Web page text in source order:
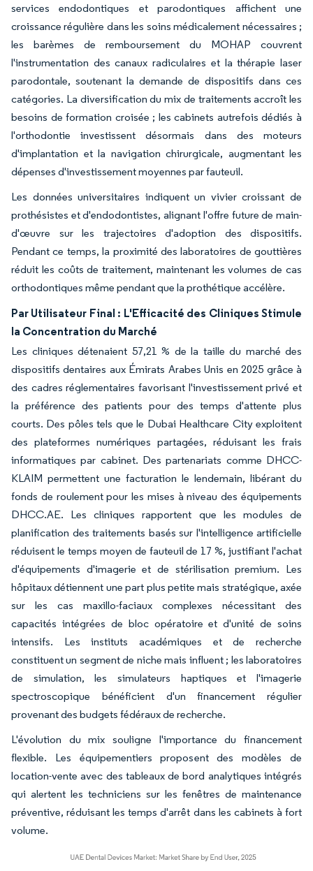
services endodontiques et parodontiques affichent une
croissance régulière dans les soins médicalement nécessaires ;
les barèmes de remboursement du MOHAP couvrent
l'instrumentation des canaux radiculaires et la thérapie laser
parodontale, soutenant la demande de dispositifs dans ces
catégories. La diversification du mix de traitements accroît les
besoins de formation croisée ; les cabinets autrefois dédiés à
l'orthodontie investissent désormais dans des moteurs
d'implantation et la navigation chirurgicale, augmentant les
dépenses d'investissement moyennes par fauteuil.
Les données universitaires indiquent un vivier croissant de
prothésistes et d'endodontistes, alignant l'offre future de main-
d'œuvre sur les trajectoires d'adoption des dispositifs.
Pendant ce temps, la proximité des laboratoires de gouttières
réduit les coûts de traitement, maintenant les volumes de cas
orthodontiques même pendant que la prothétique accélère.
Par Utilisateur Final : L'Efficacité des Cliniques Stimule
la Concentration du Marché
Les cliniques détenaient 57,21 % de la taille du marché des
dispositifs dentaires aux Émirats Arabes Unis en 2025 grâce à
des cadres réglementaires favorisant l'investissement privé et
la préférence des patients pour des temps d'attente plus
courts. Des pôles tels que le Dubai Healthcare City exploitent
des plateformes numériques partagées, réduisant les frais
informatiques par cabinet. Des partenariats comme DHCC-
KLAIM permettent une facturation le lendemain, libérant du
fonds de roulement pour les mises à niveau des équipements
DHCC.AE. Les cliniques rapportent que les modules de
planification des traitements basés sur l'intelligence artificielle
réduisent le temps moyen de fauteuil de 17 %, justifiant l'achat
d'équipements d'imagerie et de stérilisation premium. Les
hôpitaux détiennent une part plus petite mais stratégique, axée
sur les cas maxillo-faciaux complexes nécessitant des
capacités intégrées de bloc opératoire et d'unité de soins
intensifs. Les instituts académiques et de recherche
constituent un segment de niche mais influent ; les laboratoires
de simulation, les simulateurs haptiques et l'imagerie
spectroscopique bénéficient d'un financement régulier
provenant des budgets fédéraux de recherche.
L'évolution du mix souligne l'importance du financement
flexible. Les équipementiers proposent des modèles de
location-vente avec des tableaux de bord analytiques intégrés
qui alertent les techniciens sur les fenêtres de maintenance
préventive, réduisant les temps d'arrêt dans les cabinets à fort
volume.